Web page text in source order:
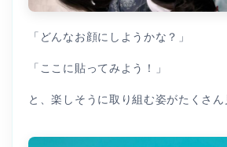
「どんなお顔にしようかな？」
「ここに貼ってみよう！」
と、楽しそうに取り組む姿がたくさん